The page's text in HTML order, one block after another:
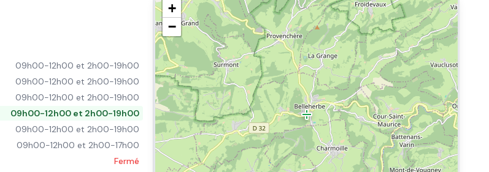
09h00-12h00 et 2h00-19h00
09h00-12h00 et 2h00-19h00
09h00-12h00 et 2h00-19h00
09h00-12h00 et 2h00-19h00
09h00-12h00 et 2h00-19h00
09h00-12h00 et 2h00-17h00
Fermé
+
−